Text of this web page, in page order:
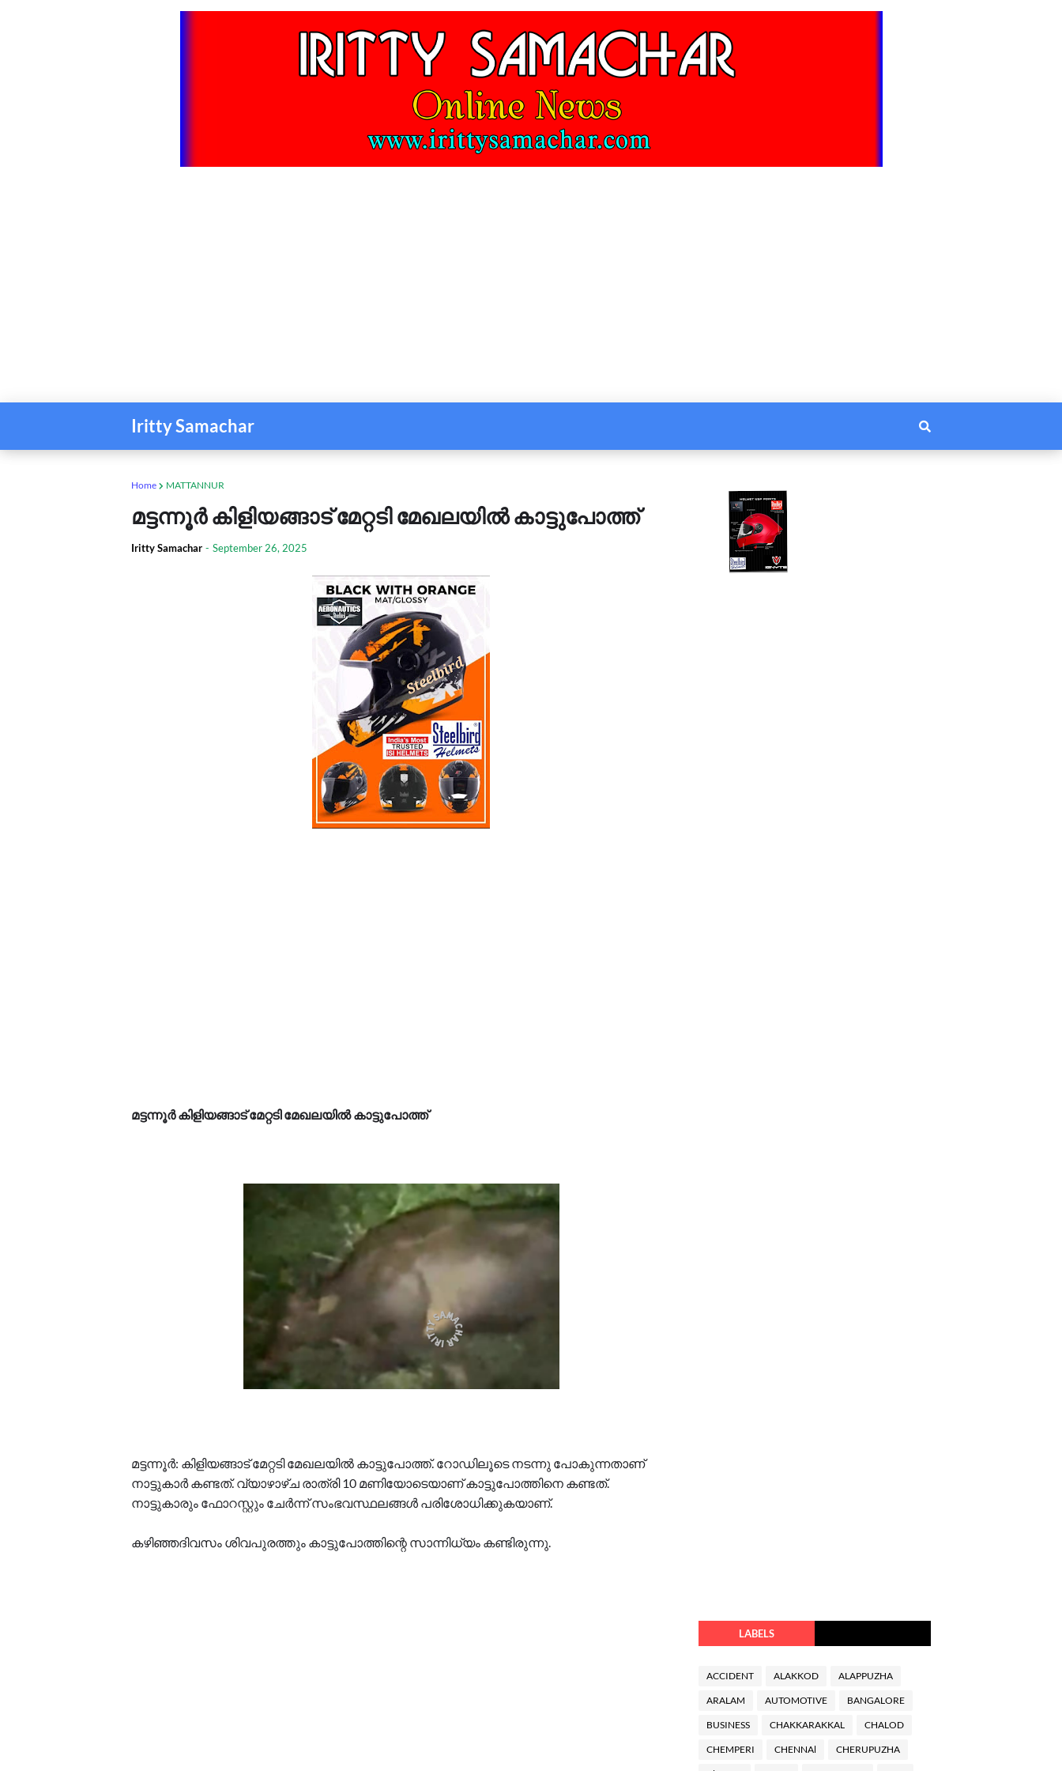
Iritty Samachar
Home MATTANNUR
മട്ടന്നൂർ കിളിയങ്ങാട് മേറ്റടി മേഖലയിൽ കാട്ടുപോത്ത്
Iritty Samachar - September 26, 2025
മട്ടന്നൂർ കിളിയങ്ങാട് മേറ്റടി മേഖലയിൽ കാട്ടുപോത്ത്
മട്ടന്നൂർ: കിളിയങ്ങാട് മേറ്റടി മേഖലയിൽ കാട്ടുപോത്ത്. റോഡിലൂടെ നടന്നു പോകുന്നതാണ്
നാട്ടുകാർ കണ്ടത്. വ്യാഴാഴ്ച രാത്രി 10 മണിയോടെയാണ് കാട്ടുപോത്തിനെ കണ്ടത്.
നാട്ടുകാരും ഫോറസ്റ്റും ചേർന്ന് സംഭവസ്ഥലങ്ങൾ പരിശോധിക്കുകയാണ്.
കഴിഞ്ഞദിവസം ശിവപുരത്തും കാട്ടുപോത്തിന്റെ സാന്നിധ്യം കണ്ടിരുന്നു.
LABELS
ACCIDENT ALAKKOD ALAPPUZHA
ARALAM AUTOMOTIVE BANGALORE
BUSINESS CHAKKARAKKAL CHALOD
CHEMPERI CHENNAl CHERUPUZHA